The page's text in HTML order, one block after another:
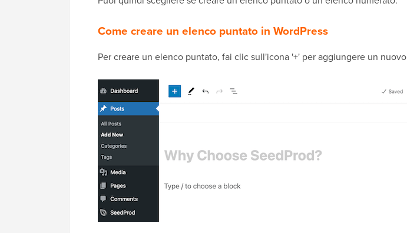
Come creare un elenco puntato in WordPress
Per creare un elenco puntato, fai clic sull'icona '+' per aggiungere un nuovo